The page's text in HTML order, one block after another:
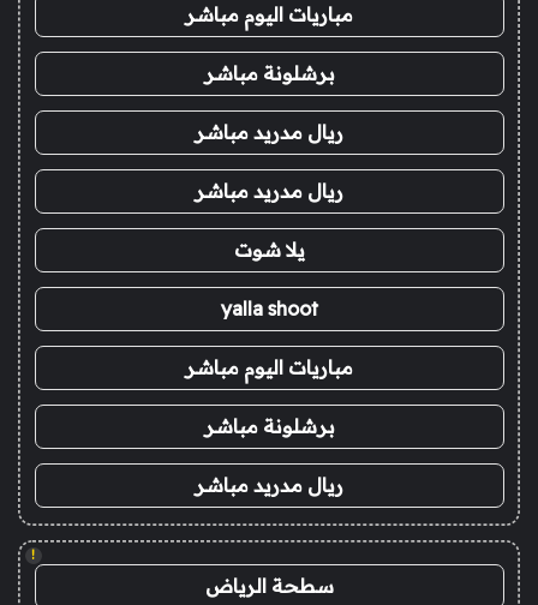
مباريات اليوم مباشر
برشلونة مباشر
ريال مدريد مباشر
ريال مدريد مباشر
يلا شوت
yalla shoot
مباريات اليوم مباشر
برشلونة مباشر
ريال مدريد مباشر
!
سطحة الرياض